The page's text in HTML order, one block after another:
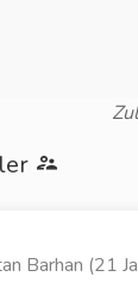
Barhan (21